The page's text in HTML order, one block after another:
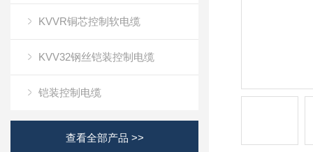
KVVR铜芯控制软电缆
KVV32钢丝铠装控制电缆
铠装控制电缆
查看全部产品 >>